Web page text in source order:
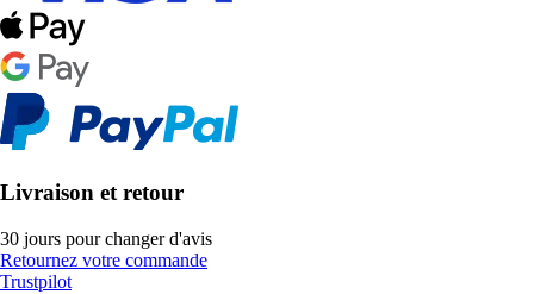
Livraison et retour
30 jours pour changer d'avis
Retournez votre commande
Trustpilot